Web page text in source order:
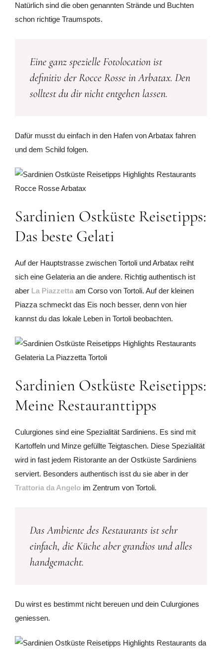
Natürlich sind die oben genannten Strände und Buchten
schon richtige Traumspots.
Eine ganz spezielle Fotolocation ist
definitiv der Rocce Rosse in Arbatax. Den
solltest du dir nicht entgehen lassen.
Dafür musst du einfach in den Hafen von Arbatax fahren
und dem Schild folgen.
Sardinien Ostküste Reisetipps:
Das beste Gelati
Auf der Hauptstrasse zwischen Tortoli und Arbatax reiht
sich eine Gelateria an die andere. Richtig authentisch ist
aber La Piazzetta am Corso von Tortoli. Auf der kleinen
Piazza schmeckt das Eis noch besser, denn von hier
kannst du das lokale Leben in Tortoli beobachten.
Sardinien Ostküste Reisetipps:
Meine Restauranttipps
Culurgiones sind eine Spezialität Sardiniens. Es sind mit
Kartoffeln und Minze gefüllte Teigtaschen. Diese Spezialität
wird in fast jedem Ristorante an der Ostküste Sardiniens
serviert. Besonders authentisch isst du sie aber in der
Trattoria da Angelo im Zentrum von Tortoli.
Das Ambiente des Restaurants ist sehr
einfach, die Küche aber grandios und alles
handgemacht.
Du wirst es bestimmt nicht bereuen und dein Culurgiones
geniessen.